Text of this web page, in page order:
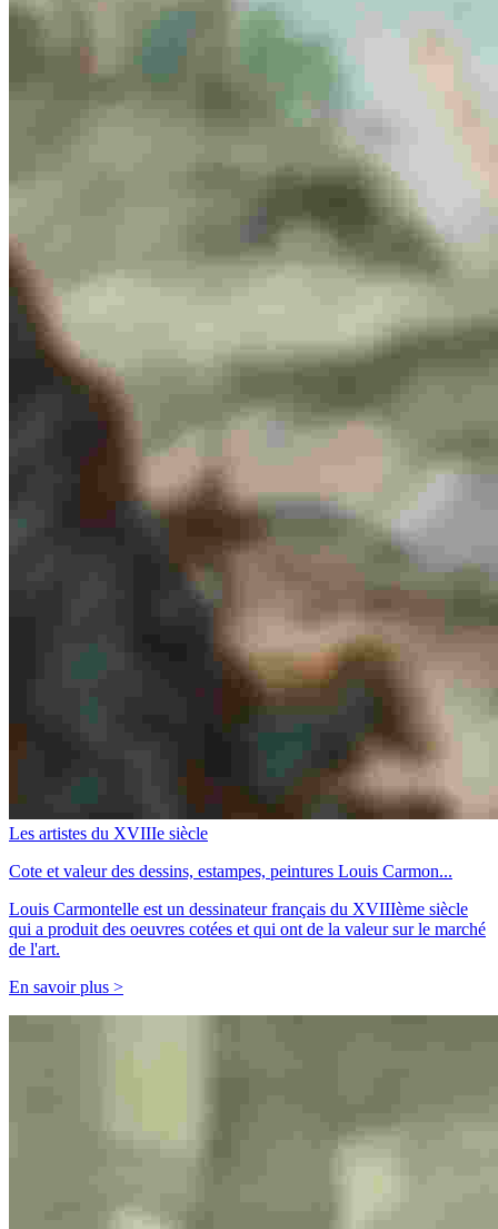
Les artistes du XVIIIe siècle
Cote et valeur des dessins, estampes, peintures Louis Carmon...
Louis Carmontelle est un dessinateur français du XVIIIème siècle
qui a produit des oeuvres cotées et qui ont de la valeur sur le marché
de l'art.
En savoir plus >